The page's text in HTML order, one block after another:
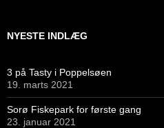
NYESTE INDLÆG
3 på Tasty i Poppelsøen
19. marts 2021
Sorø Fiskepark for første gang
23. januar 2021